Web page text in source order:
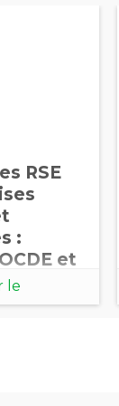
RSE
:
et
le